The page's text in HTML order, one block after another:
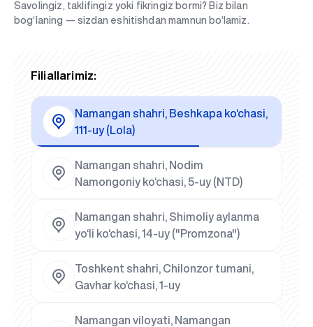
Savolingiz, taklifingiz yoki fikringiz bormi? Biz bilan
bog‘laning — sizdan eshitishdan mamnun bo‘lamiz.
Filiallarimiz:
Namangan shahri, Beshkapa ko‘chasi,
111-uy (Lola)
Namangan shahri, Nodim
Namongoniy ko‘chasi, 5-uy (NTD)
Namangan shahri, Shimoliy aylanma
yo‘li ko‘chasi, 14-uy ("Promzona")
Toshkent shahri, Chilonzor tumani,
Gavhar ko‘chasi, 1-uy
Namangan viloyati, Namangan